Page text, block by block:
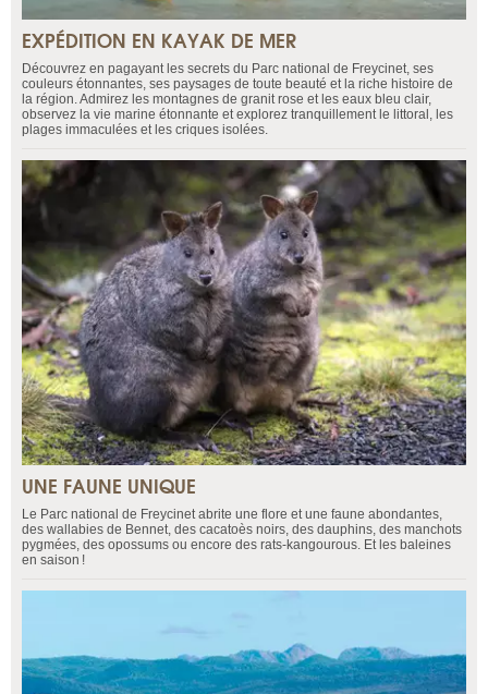
EXPÉDITION EN KAYAK DE MER
Découvrez en pagayant les secrets du Parc national de Freycinet, ses
couleurs étonnantes, ses paysages de toute beauté et la riche histoire de
la région. Admirez les montagnes de granit rose et les eaux bleu clair,
observez la vie marine étonnante et explorez tranquillement le littoral, les
plages immaculées et les criques isolées.
UNE FAUNE UNIQUE
Le Parc national de Freycinet abrite une flore et une faune abondantes,
des wallabies de Bennet, des cacatoès noirs, des dauphins, des manchots
pygmées, des opossums ou encore des rats-kangourous. Et les baleines
en saison !